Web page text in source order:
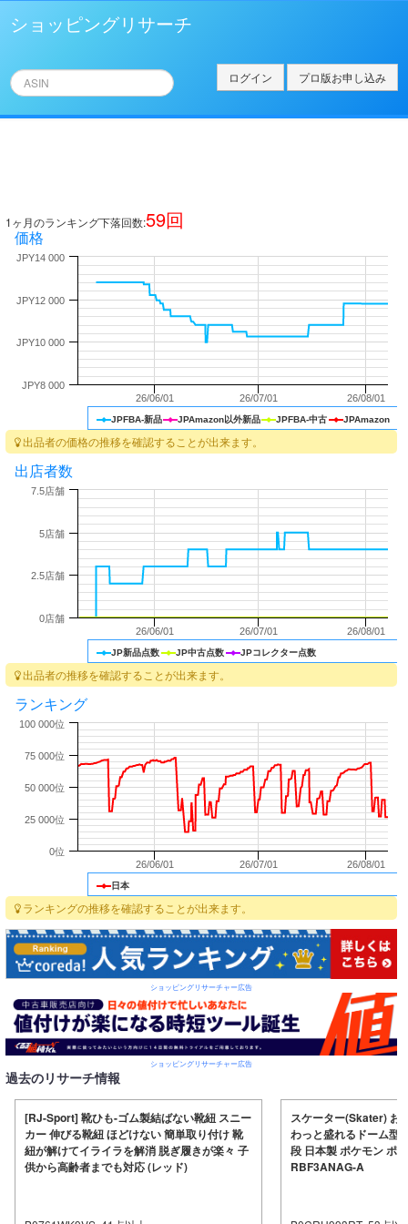
ショッピングリサーチ
ログイン プロ版お申し込み
1ヶ月のランキング下落回数:59回
価格
JPFBA-新品 JPAmazon以外新品 JPFBA-中古 JPAmazon
26/06/01 26/07/01 26/08/01
JPY8 000
JPY10 000
JPY12 000
JPY14 000
出品者の価格の推移を確認することが出来ます。
出店者数
JP新品点数 JP中古点数 JPコレクター点数
26/06/01 26/07/01 26/08/01
0店舗
2.5店舗
5店舗
7.5店舗
出品者の推移を確認することが出来ます。
ランキング
日本
26/06/01 26/07/01 26/08/01
0位
25 000位
50 000位
75 000位
100 000位
ランキングの推移を確認することが出来ます。
ショッピングリサーチャー広告
ショッピングリサーチャー広告
過去のリサーチ情報
[RJ-Sport] 靴ひも-ゴム製結ばない靴紐 スニー
カー 伸びる靴紐 ほどけない 簡単取り付け 靴
紐が解けてイライラを解消 脱ぎ履きが楽々 子
供から高齢者までも対応 (レッド)
スケーター(Skater) お
わっと盛れるドーム型
段 日本製 ポケモン ポ
RBF3ANAG-A